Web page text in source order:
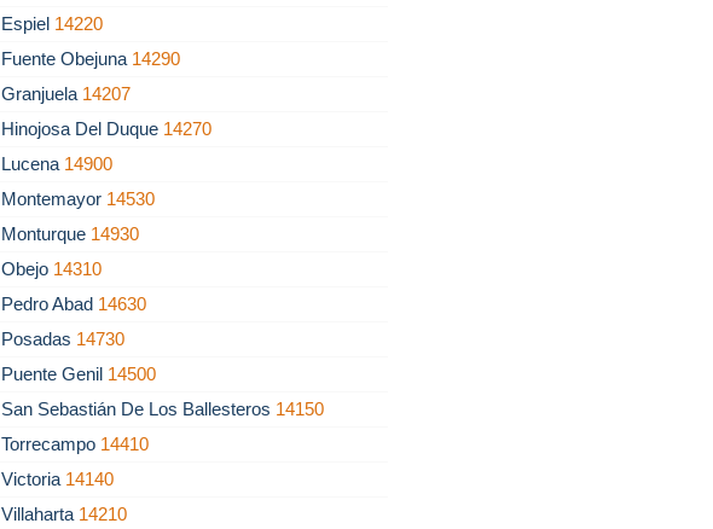
Espiel 14220
Fuente Obejuna 14290
Granjuela 14207
Hinojosa Del Duque 14270
Lucena 14900
Montemayor 14530
Monturque 14930
Obejo 14310
Pedro Abad 14630
Posadas 14730
Puente Genil 14500
San Sebastián De Los Ballesteros 14150
Torrecampo 14410
Victoria 14140
Villaharta 14210